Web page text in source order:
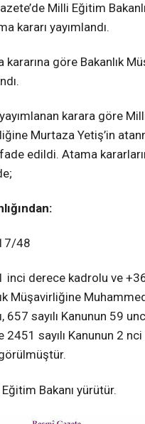
Milli Eğitim
kararı yayımlandı.
kararına göre Bakanlık
karara göre
Murtaza Yetiş’in
ifade edildi. Atama
48
inci derece kadrolu ve
Müşavirliğine
657 sayılı Kanunun 59
2451 sayılı Kanunun 2
Bakanı yürütür.